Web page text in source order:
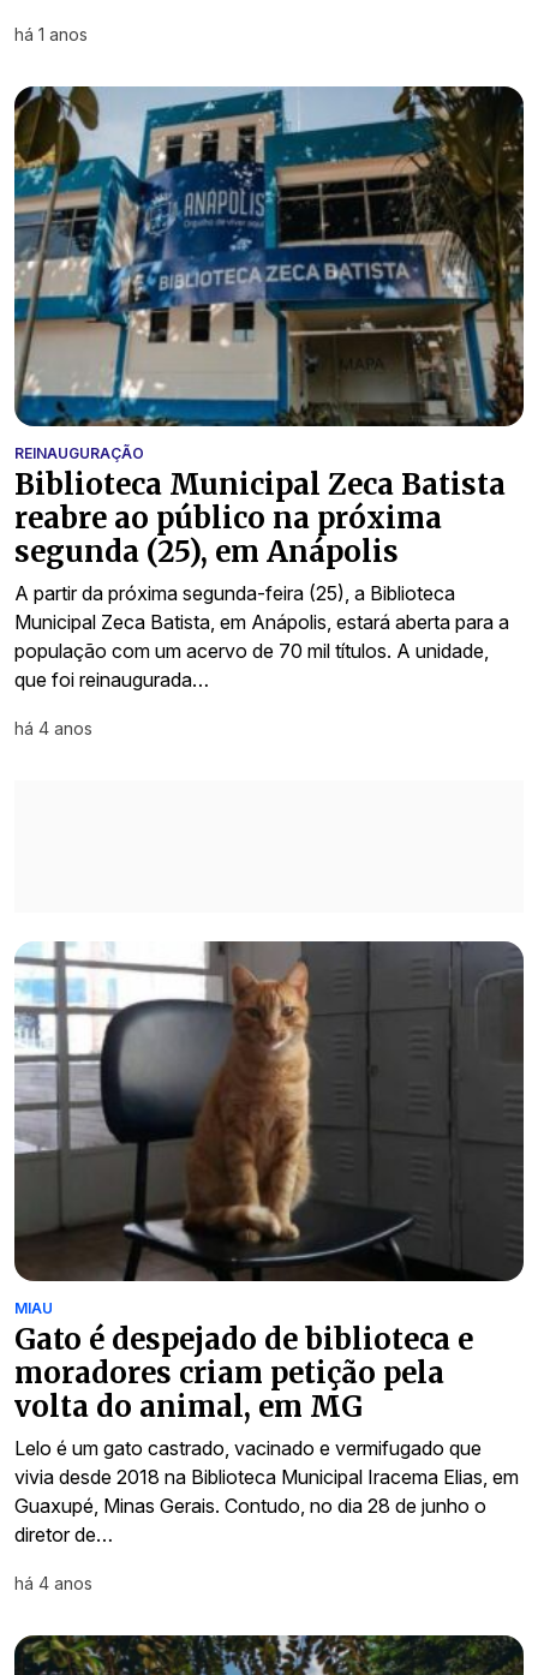
há 1 anos
REINAUGURAÇÃO
Biblioteca Municipal Zeca Batista
reabre ao público na próxima
segunda (25), em Anápolis
A partir da próxima segunda-feira (25), a Biblioteca
Municipal Zeca Batista, em Anápolis, estará aberta para a
população com um acervo de 70 mil títulos. A unidade,
que foi reinaugurada…
há 4 anos
MIAU
Gato é despejado de biblioteca e
moradores criam petição pela
volta do animal, em MG
Lelo é um gato castrado, vacinado e vermifugado que
vivia desde 2018 na Biblioteca Municipal Iracema Elias, em
Guaxupé, Minas Gerais. Contudo, no dia 28 de junho o
diretor de…
há 4 anos